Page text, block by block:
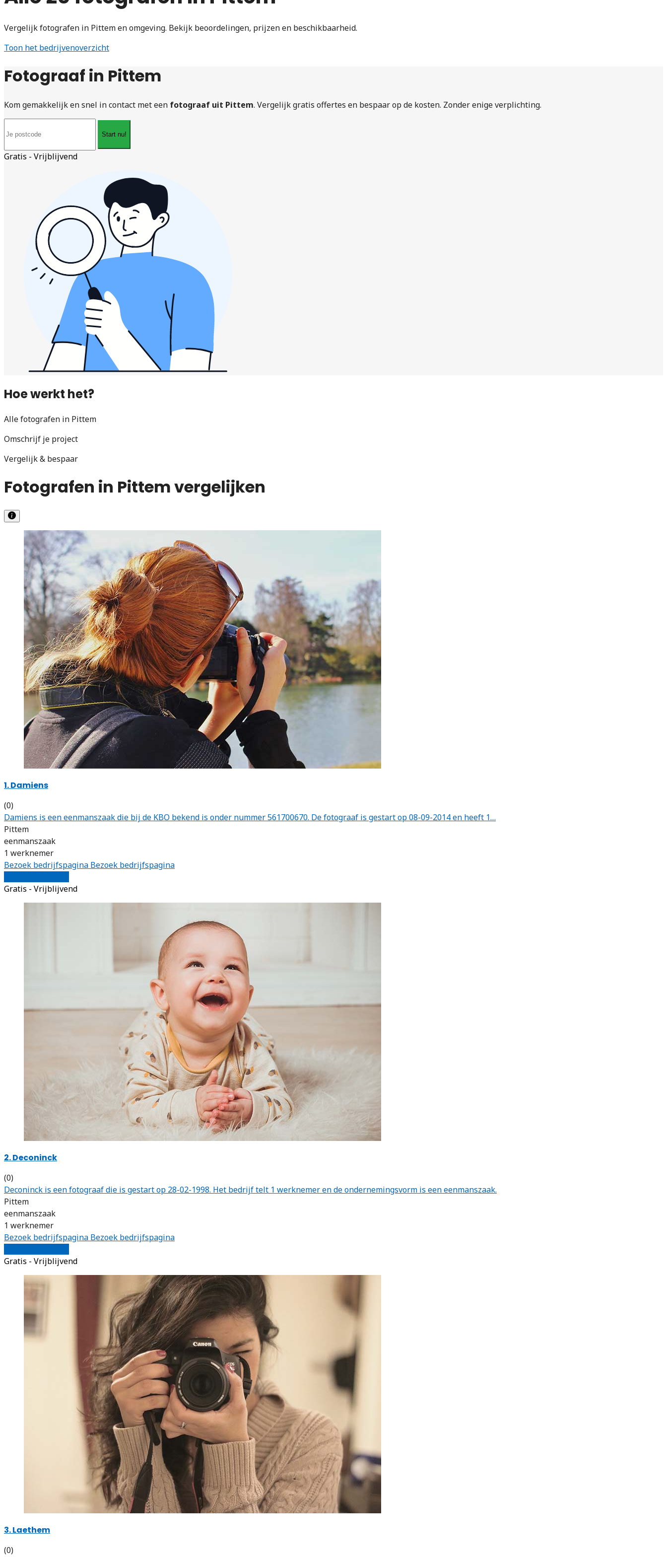
Vergelijk fotografen in Pittem en omgeving. Bekijk beoordelingen, prijzen en beschikbaarheid.
Toon het bedrijvenoverzicht
Fotograaf in Pittem
Kom gemakkelijk en snel in contact met een fotograaf uit Pittem. Vergelijk gratis offertes en bespaar op de kosten. Zonder enige verplichting.
Start nu!
Gratis - Vrijblijvend
Hoe werkt het?
Alle fotografen in Pittem
Omschrijf je project
Vergelijk & bespaar
Fotografen in Pittem vergelijken
1. Damiens
(0)
Damiens is een eenmanszaak die bij de KBO bekend is onder nummer 561700670. De fotograaf is gestart op 08-09-2014 en heeft 1…
Pittem
eenmanszaak
1 werknemer
Bezoek bedrijfspagina Bezoek bedrijfspagina
Gratis - Vrijblijvend
2. Deconinck
(0)
Deconinck is een fotograaf die is gestart op 28-02-1998. Het bedrijf telt 1 werknemer en de ondernemingsvorm is een eenmanszaak.
Pittem
eenmanszaak
1 werknemer
Bezoek bedrijfspagina Bezoek bedrijfspagina
Gratis - Vrijblijvend
3. Laethem
(0)